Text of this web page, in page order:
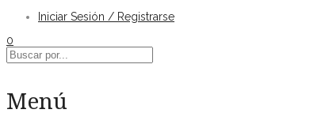
Iniciar Sesión / Registrarse
0
Menú